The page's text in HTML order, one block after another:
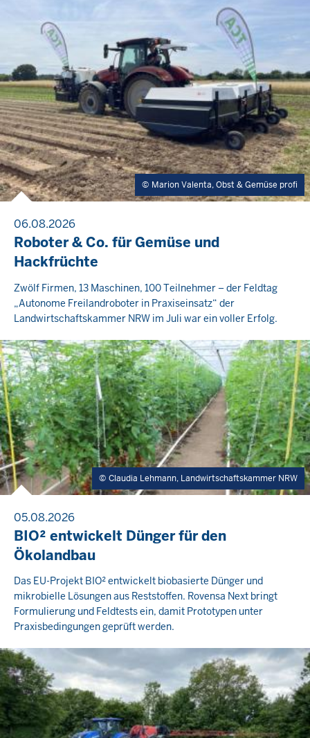
Marion Valenta, Obst & Gemüse profi
06.08.2026
Roboter & Co. für Gemüse und
Hackfrüchte
Zwölf Firmen, 13 Maschinen, 100 Teilnehmer – der Feldtag
„Autonome Freilandroboter in Praxiseinsatz“ der
Landwirtschaftskammer NRW im Juli war ein voller Erfolg.
Claudia Lehmann, Landwirtschaftskammer NRW
05.08.2026
BIO² entwickelt Dünger für den
Ökolandbau
Das EU-Projekt BIO² entwickelt biobasierte Dünger und
mikrobielle Lösungen aus Reststoffen. Rovensa Next bringt
Formulierung und Feldtests ein, damit Prototypen unter
Praxisbedingungen geprüft werden.